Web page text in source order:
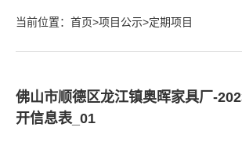
当前位置： 首页>项目公示>定期项目
佛山市顺德区龙江镇奥晖家具厂-
开信息表_01